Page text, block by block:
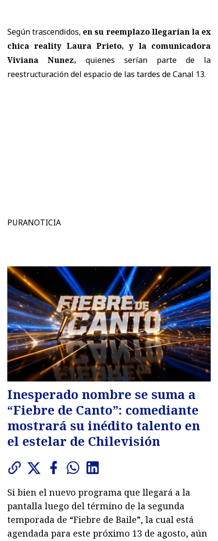
Según trascendidos, en su reemplazo llegarían la ex
chica reality Laura Prieto, y la comunicadora
Viviana Nunez, quienes serían parte de la
reestructuración del espacio de las tardes de Canal 13.
PURANOTICIA
Inesperado nombre se suma a
“Fiebre de Canto”: comediante
mostrará su inédito talento en
el estelar de Chilevisión
Si bien el nuevo programa que llegará a la
pantalla luego del término de la segunda
temporada de “Fiebre de Baile”, la cual está
agendada para este próximo 13 de agosto, aún